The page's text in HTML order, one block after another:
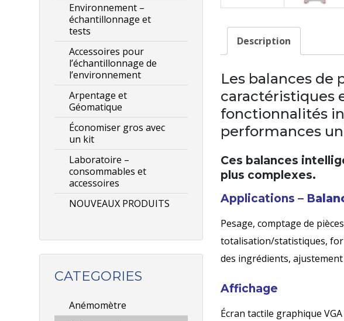
Description
Les balances de
caractéristiques
fonctionnalités
performances
Ces balances
plus complexes.
Applications – B
Pesage, comptage de
totalisation/statistiques,
des ingrédients,
Affichage
Écran tactile graphique
Environnement –
échantillonnage et
tests
Accessoires pour
l’échantillonnage de
l’environnement
Arpentage et
Géomatique
Économiser gros avec
un kit
Laboratoire –
consommables et
accessoires
NOUVEAUX PRODUITS
CATEGORIES
Anémomètre